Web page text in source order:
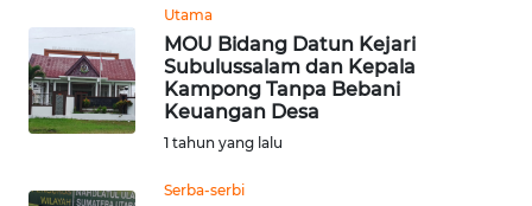
Utama
MOU Bidang Datun Kejari
Subulussalam dan Kepala
Kampong Tanpa Bebani
Keuangan Desa
1 tahun yang lalu
Serba-serbi
WN
TANGERANG